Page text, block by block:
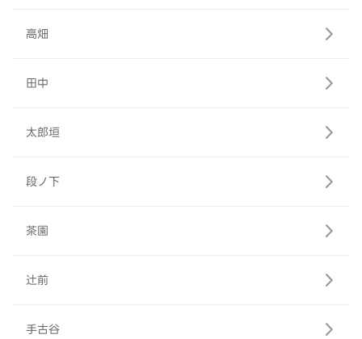
高畑
田中
太郎垣
段ノ下
茶園
辻前
手古谷